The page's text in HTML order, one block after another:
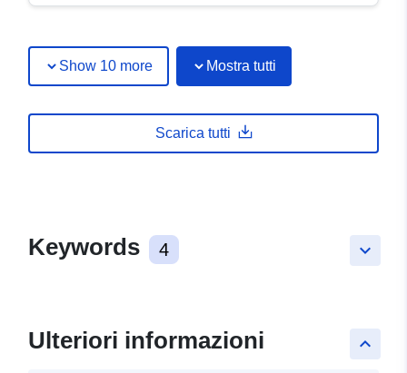
Show 10 more Mostra tutti
Scarica tutti
keyboard_arrow_down
Keywords 4
keyboard_arrow_up
Ulteriori informazioni